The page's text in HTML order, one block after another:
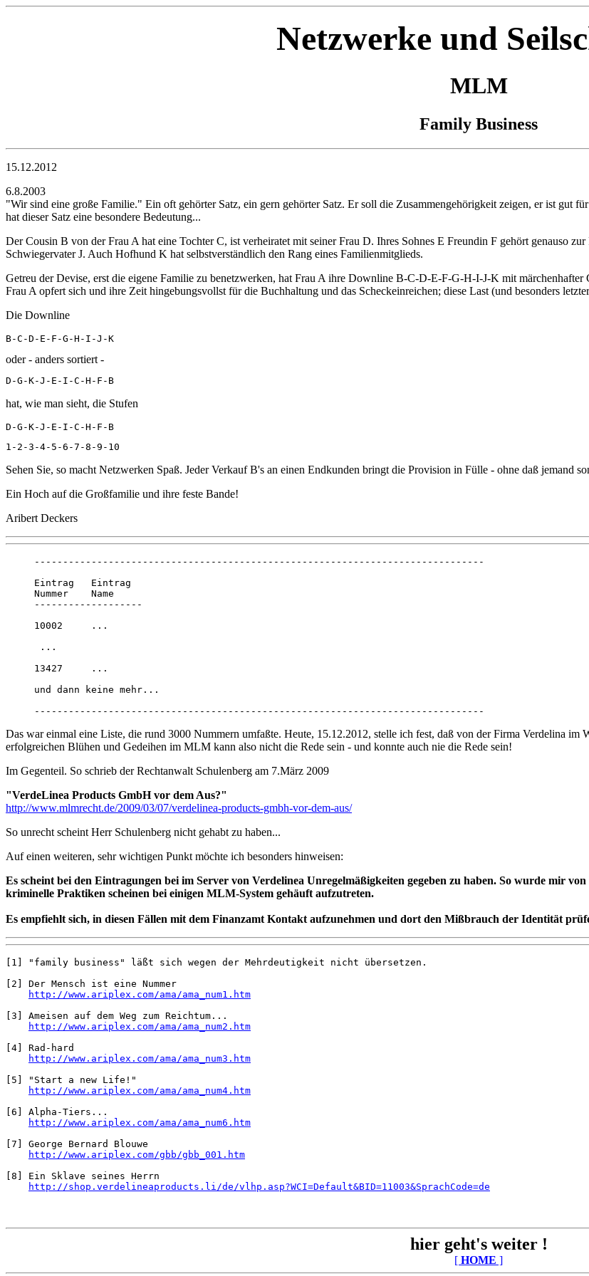
Netzwerke und
MLM
Family Business
15.12.2012
6.8.2003
"Wir sind eine große Familie." Ein oft gehörter Satz, ein gern gehörter Satz. Er soll die Zusammengehörigkeit zeigen, er ist
hat dieser Satz eine besondere Bedeutung...
Der Cousin B von der Frau A hat eine Tochter C, ist verheiratet mit seiner Frau D. Ihres Sohnes E Freundin F gehört genauso
Schwiegervater J. Auch Hofhund K hat selbstverständlich den Rang eines Familienmitglieds.
Getreu der Devise, erst die eigene Familie zu benetzwerken, hat Frau A ihre Downline B-C-D-E-F-G-H-I-J-K mit
Frau A opfert sich und ihre Zeit hingebungsvollst für die Buchhaltung und das Scheckeinreichen; diese Last (und besonders
Die Downline
B-C-D-E-F-G-H-I-J-K
oder - anders sortiert -
D-G-K-J-E-I-C-H-F-B
hat, wie man sieht, die Stufen
D-G-K-J-E-I-C-H-F-B
1-2-3-4-5-6-7-8-9-10
Sehen Sie, so macht Netzwerken Spaß. Jeder Verkauf B's an einen Endkunden bringt die Provision in Fülle - ohne daß jemand
Ein Hoch auf die Großfamilie und ihre feste Bande!
Aribert Deckers
-------------------------------------------------------------------------------
Eintrag   Eintrag
Nummer    Name
-------------------
10002     ...
...
13427     ...
und dann keine mehr...
-------------------------------------------------------------------------------
Das war einmal eine Liste, die rund 3000 Nummern umfaßte. Heute, 15.12.2012, stelle ich fest, daß von der Firma Verdelina
erfolgreichen Blühen und Gedeihen im MLM kann also nicht die Rede sein - und konnte auch nie die Rede sein!
Im Gegenteil. So schrieb der Rechtanwalt Schulenberg am 7.März 2009
"VerdeLinea Products GmbH vor dem Aus?"
http://www.mlmrecht.de/2009/03/07/verdelinea-products-gmbh-vor-dem-aus/
So unrecht scheint Herr Schulenberg nicht gehabt zu haben...
Auf einen weiteren, sehr wichtigen Punkt möchte ich besonders hinweisen:
Es scheint bei den Eintragungen bei im Server von Verdelinea Unregelmäßigkeiten gegeben zu haben. So wurde mir
kriminelle Praktiken scheinen bei einigen MLM-System gehäuft aufzutreten.
Es empfiehlt sich, in diesen Fällen mit dem Finanzamt Kontakt aufzunehmen und dort den Mißbrauch der Identität
[1] "family business" läßt sich wegen der Mehrdeutigkeit nicht übersetzen.
[2] Der Mensch ist eine Nummer
http://www.ariplex.com/ama/ama_num1.htm
[3] Ameisen auf dem Weg zum Reichtum...
http://www.ariplex.com/ama/ama_num2.htm
[4] Rad-hard
http://www.ariplex.com/ama/ama_num3.htm
[5] "Start a new Life!"
http://www.ariplex.com/ama/ama_num4.htm
[6] Alpha-Tiers...
http://www.ariplex.com/ama/ama_num6.htm
[7] George Bernard Blouwe
http://www.ariplex.com/gbb/gbb_001.htm
[8] Ein Sklave seines Herrn
http://shop.verdelineaproducts.li/de/vlhp.asp?WCI=Default&BID=11003&SprachCode=de
hier geht's weiter !
[ HOME ]